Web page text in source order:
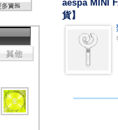
aespa MINI
貨】